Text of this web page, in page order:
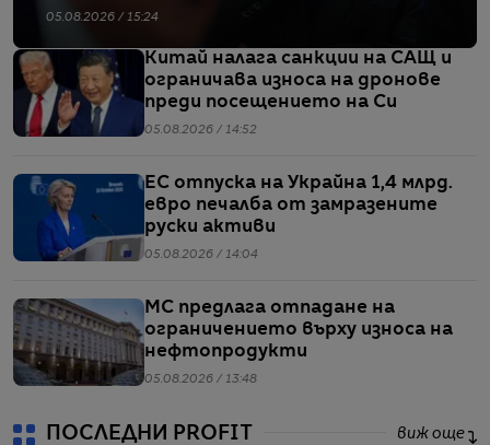
05.08.2026 / 15:24
Китай налага санкции на САЩ и
ограничава износа на дронове
преди посещението на Си
05.08.2026 / 14:52
ЕС отпуска на Украйна 1,4 млрд.
евро печалба от замразените
руски активи
05.08.2026 / 14:04
МС предлага отпадане на
ограничението върху износа на
нефтопродукти
05.08.2026 / 13:48
ПОСЛЕДНИ PROFIT виж още